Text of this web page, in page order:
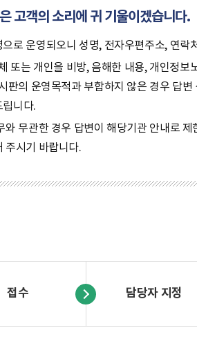
고객의 소리에 귀 기울이겠습니다.
로 운영되오니 성명, 전자우편주소, 연
또는 개인을 비방, 음해한 내용, 개인정
판의 운영목적과 부합하지 않은 경우 답
립니다.
와 무관한 경우 답변이 해당기관 안내로
주시기 바랍니다.
접수 담당자 지정